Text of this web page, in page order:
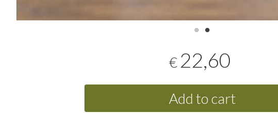
€ 22,60
Add to cart